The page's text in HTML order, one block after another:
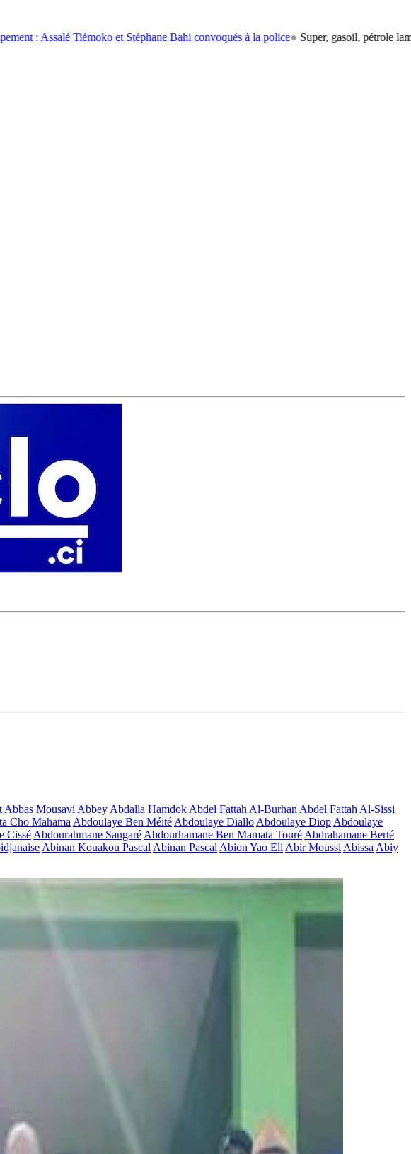
Tiémoko et Stéphane Bahi convoqués à la police● Super, gasoil, pétrole lampant: le
Abbas Mousavi Abbey Abdalla Hamdok Abdel Fattah Al-Burhan Abdel Fattah Al-Sissi
Cho Mahama Abdoulaye Ben Méité Abdoulaye Diallo Abdoulaye Diop Abdoulaye
Cissé Abdourahmane Sangaré Abdourhamane Ben Mamata Touré Abdrahamane Berté
Abinan Kouakou Pascal Abinan Pascal Abion Yao Eli Abir Moussi Abissa Abiy